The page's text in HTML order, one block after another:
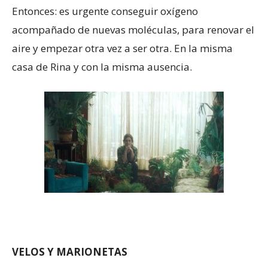
Entonces: es urgente conseguir oxígeno
acompañado de nuevas moléculas, para renovar el
aire y empezar otra vez a ser otra. En la misma
casa de Rina y con la misma ausencia.
VELOS Y MARIONETAS